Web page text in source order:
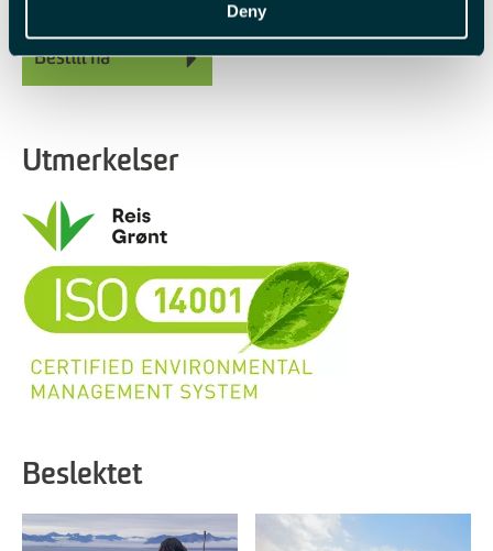
Deny
Utmerkelser
Beslektet